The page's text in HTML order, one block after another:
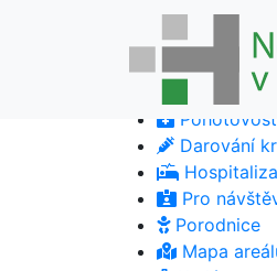
Pohotovost
Darování
Pro
Porodnice
Mapa